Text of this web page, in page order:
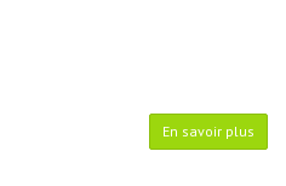
En savoir plus